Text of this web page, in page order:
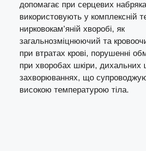
допомагає при серцевих
використовують у комплексній
нирковокам’яній хворобі, як
загальнозміцнюючий та
при втратах крові, порушенні
при хворобах шкіри, дихальних
захворюваннях, що
високою температурою тіла.